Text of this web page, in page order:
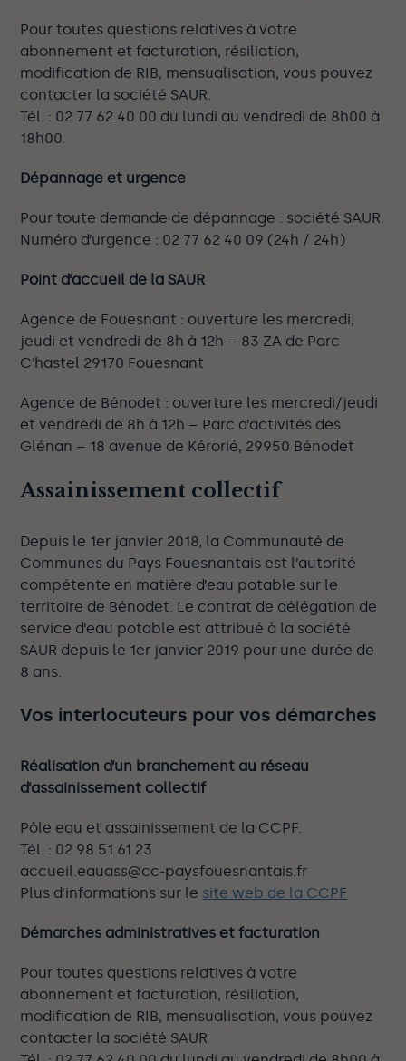
Pour toutes questions relatives à votre
abonnement et facturation, résiliation,
modification de RIB, mensualisation, vous pouvez
contacter la société SAUR.
Tél. : 02 77 62 40 00 du lundi au vendredi de 8h00 à
18h00.
Dépannage et urgence
Pour toute demande de dépannage : société SAUR.
Numéro d’urgence : 02 77 62 40 09 (24h / 24h)
Point d’accueil de la SAUR
Agence de Fouesnant : ouverture les mercredi,
jeudi et vendredi de 8h à 12h – 83 ZA de Parc
C’hastel 29170 Fouesnant
Agence de Bénodet : ouverture les mercredi/jeudi
et vendredi de 8h à 12h – Parc d’activités des
Glénan – 18 avenue de Kérorié, 29950 Bénodet
Assainissement collectif
Depuis le 1er janvier 2018, la Communauté de
Communes du Pays Fouesnantais est l’autorité
compétente en matière d’eau potable sur le
territoire de Bénodet. Le contrat de délégation de
service d’eau potable est attribué à la société
SAUR depuis le 1er janvier 2019 pour une durée de
8 ans.
Vos interlocuteurs pour vos démarches
Réalisation d’un branchement au réseau
d’assainissement collectif
Pôle eau et assainissement de la CCPF.
Tél. : 02 98 51 61 23
accueil.eauass@cc-paysfouesnantais.fr
Plus d’informations sur le site web de la CCPF
Démarches administratives et facturation
Pour toutes questions relatives à votre
abonnement et facturation, résiliation,
modification de RIB, mensualisation, vous pouvez
contacter la société SAUR